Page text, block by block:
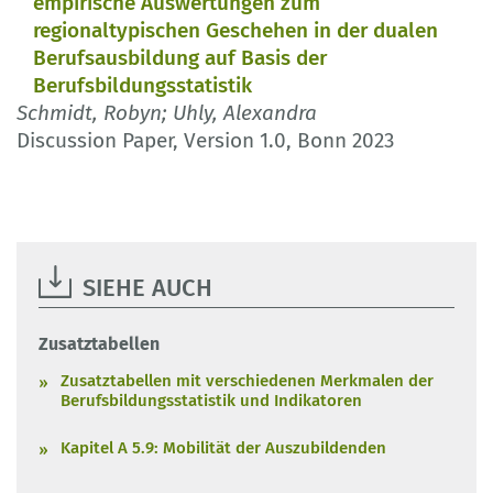
regionaltypischen Geschehen in der dualen
Berufsausbildung auf Basis der
Berufsbildungsstatistik
Schmidt, Robyn; Uhly, Alexandra
Discussion Paper, Version 1.0, Bonn 2023
SIEHE AUCH
Zusatztabellen
Zusatztabellen mit verschiedenen Merkmalen der
Berufsbildungsstatistik und Indikatoren
Kapitel A 5.9: Mobilität der Auszubildenden